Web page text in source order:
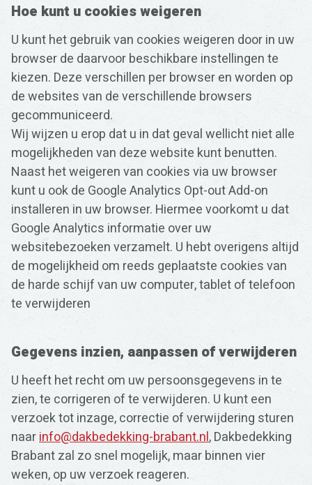
Hoe kunt u cookies weigeren
U kunt het gebruik van cookies weigeren door in uw
browser de daarvoor beschikbare instellingen te
kiezen. Deze verschillen per browser en worden op
de websites van de verschillende browsers
gecommuniceerd.
Wij wijzen u erop dat u in dat geval wellicht niet alle
mogelijkheden van deze website kunt benutten.
Naast het weigeren van cookies via uw browser
kunt u ook de Google Analytics Opt-out Add-on
installeren in uw browser. Hiermee voorkomt u dat
Google Analytics informatie over uw
websitebezoeken verzamelt. U hebt overigens altijd
de mogelijkheid om reeds geplaatste cookies van
de harde schijf van uw computer, tablet of telefoon
te verwijderen
Gegevens inzien, aanpassen of verwijderen
U heeft het recht om uw persoonsgegevens in te
zien, te corrigeren of te verwijderen. U kunt een
verzoek tot inzage, correctie of verwijdering sturen
naarinfo@dakbedekking-brabant.nl, Dakbedekking
Brabant zal zo snel mogelijk, maar binnen vier
weken, op uw verzoek reageren.